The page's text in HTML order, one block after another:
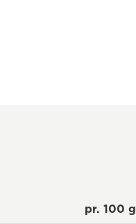
pr. 100 g